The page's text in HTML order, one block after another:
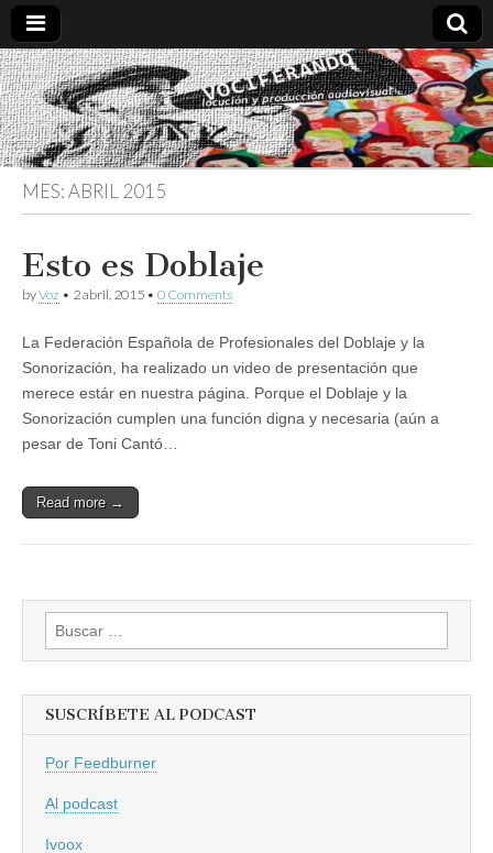
Vociferando
Comunicación,
Locucion y
Producción
Audiovisual
MES:ABRIL 2015
Esto es Doblaje
byVoz • 2 abril, 2015 • 0 Comments
La Federación Española de Profesionales del Doblaje y la
Sonorización, ha realizado un video de presentación que
merece estár en nuestra página. Porque el Doblaje y la
Sonorización cumplen una función digna y necesaria (aún a
pesar de Toni Cantó…
Read more →
Buscar:
SUSCRÍBETE AL PODCAST
Por Feedburner
Al podcast
Ivoox